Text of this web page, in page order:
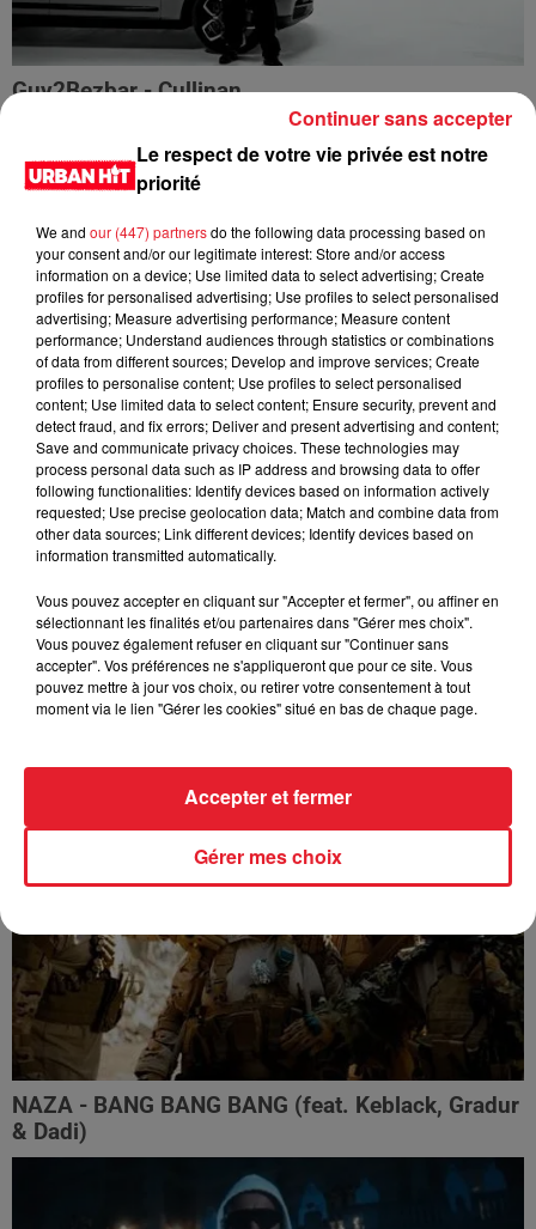
Guy2Bezbar - Cullinan
HIMRA, NINHO, NO PAIN NO GAIN - DANS LE DOS
GUIZMO - T’CHALLA
NAZA - BANG BANG BANG (feat. Keblack, Gradur
& Dadi)
Le respect de votre vie privée est notre
priorité
We and our (447) partnersdo the following data processing based on
your consent and/or our legitimate interest: Store and/or access
information on a device; Use limited data to select advertising; Create
profiles for personalised advertising; Use profiles to select personalised
advertising; Measure advertising performance; Measure content
performance; Understand audiences through statistics or combinations
of data from different sources; Develop and improve services; Create
profiles to personalise content; Use profiles to select personalised
content; Use limited data to select content; Ensure security, prevent and
detect fraud, and fix errors; Deliver and present advertising and content;
Save and communicate privacy choices. These technologies may
process personal data such as IP address and browsing data to offer
following functionalities: Identify devices based on information actively
requested; Use precise geolocation data; Match and combine data from
other data sources; Link different devices; Identify devices based on
information transmitted automatically.
Vous pouvez accepter en cliquant sur "Accepter et fermer", ou affiner en
sélectionnant les finalités et/ou partenaires dans "Gérer mes choix".
Vous pouvez également refuser en cliquant sur "Continuer sans
accepter". Vos préférences ne s'appliqueront que pour ce site. Vous
pouvez mettre à jour vos choix, ou retirer votre consentement à tout
moment via le lien "Gérer les cookies" situé en bas de chaque page.
Gérer mes choix
Accepter et fermer
Continuer sans accepter